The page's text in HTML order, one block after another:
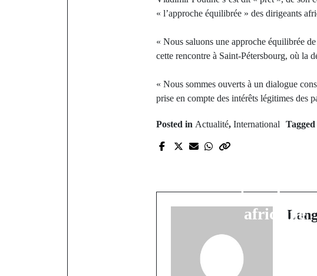
« l’approche équilibrée » des dirigeants
« Nous saluons une approche équilibrée
cette rencontre à Saint-Pétersbourg, où la
« Nous sommes ouverts à un dialogue
prise en compte des intérêts légitimes des
Posted in Actualité, International Tagged
Ukraine :
proposition de
africaine